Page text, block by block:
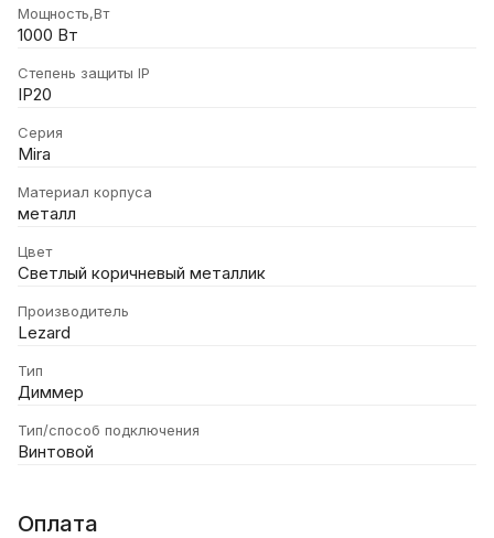
Мощность,Вт
1000 Вт
Степень защиты IP
IP20
Серия
Mira
Материал корпуса
металл
Цвет
Светлый коричневый металлик
Производитель
Lezard
Тип
Диммер
Тип/способ подключения
Винтовой
Оплата